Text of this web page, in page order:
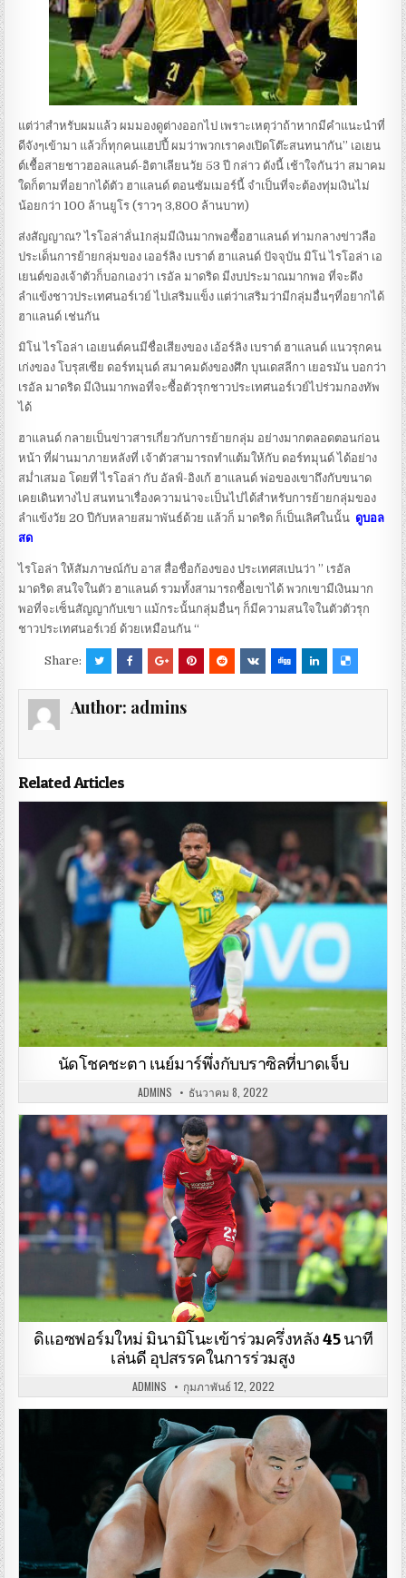
แต่ว่าสำหรับผมแล้ว ผมมองดูต่างออกไป เพราะเหตุว่าถ้าหากมีคำแนะนำที่
ดีจังๆเข้ามา แล้วก็ทุกคนแฮปปี้ ผมว่าพวกเราคงเปิดโต๊ะสนทนากัน” เอเยน
ต์เชื้อสายชาวฮอลแลนด์-อิตาเลียนวัย 53 ปี กล่าว ดังนี้ เช้าใจกันว่า สมาคม
ใดก็ตามที่อยากได้ตัว ฮาแลนด์ ตอนซัมเมอร์นี้ จำเป็นที่จะต้องทุ่มเงินไม่
น้อยกว่า 100 ล้านยูโร (ราวๆ 3,800 ล้านบาท)
ส่งสัญญาณ? ไรโอล่าลั่น1กลุ่มมีเงินมากพอซื้อฮาแลนด์ ท่ามกลางข่าวลือ
ประเด็นการย้ายกลุ่มของ เออร์ลิง เบราต์ ฮาแลนด์ ปัจจุบัน มิโน่ ไรโอล่า เอ
เยนต์ของเจ้าตัวก็บอกเองว่า เรอัล มาดริด มีงบประมาณมากพอ ที่จะดึง
ลำแข้งชาวประเทศนอร์เวย์ ไปเสริมแข็ง แต่ว่าเสริมว่ามีกลุ่มอื่นๆที่อยากได้
ฮาแลนด์ เช่นกัน
มิโน่ ไรโอล่า เอเยนต์คนมีชื่อเสียงของ เอ้อร์ลิง เบราต์ ฮาแลนด์ แนวรุกคน
เก่งของ โบรุสเซีย ดอร์ทมุนด์ สมาคมดังของศึก บุนเดสลีกา เยอรมัน บอกว่า
เรอัล มาดริด มีเงินมากพอที่จะซื้อตัวรุกชาวประเทศนอร์เวย์ไปร่วมกองทัพ
ได้
ฮาแลนด์ กลายเป็นข่าวสารเกี่ยวกับการย้ายกลุ่ม อย่างมากตลอดตอนก่อน
หน้า ที่ผ่านมาภายหลังที่ เจ้าตัวสามารถทำแต้มให้กับ ดอร์ทมุนด์ ได้อย่าง
สม่ำเสมอ โดยที่ ไรโอล่า กับ อัลฟ์-อิงเก้ ฮาแลนด์ พ่อของเขาถึงกับขนาด
เคยเดินทางไป สนทนาเรื่องความน่าจะเป็นไปได้สำหรับการย้ายกลุ่มของ
ลำแข้งวัย 20 ปีกับหลายสมาพันธ์ด้วย แล้วก็ มาดริด ก็เป็นเลิศในนั้น ดูบอล
สด
ไรโอล่า ให้สัมภาษณ์กับ อาส สื่อชื่อก้องของ ประเทศสเปนว่า ” เรอัล
มาดริด สนใจในตัว ฮาแลนด์ รวมทั้งสามารถซื้อเขาได้ พวกเขามีเงินมาก
พอที่จะเซ็นสัญญากับเขา แม้กระนั้นกลุ่มอื่นๆ ก็มีความสนใจในตัวตัวรุก
ชาวประเทศนอร์เวย์ ด้วยเหมือนกัน “
Share:
Author: admins
Related Articles
นัดโชคชะตา เนย์มาร์พึ่งกับบราซิลที่บาดเจ็บ
ADMINS ธันวาคม 8, 2022
ดิแอซฟอร์มใหม่ มินามิโนะเข้าร่วมครึ่งหลัง 45 นาที
เล่นดี อุปสรรคในการร่วมสูง
ADMINS กุมภาพันธ์ 12, 2022